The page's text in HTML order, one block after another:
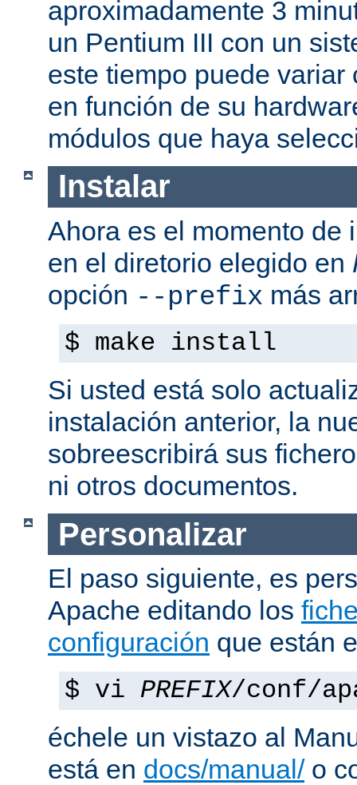
aproximadamente 3
un Pentium III con un
este tiempo puede
en función de su
módulos que haya
Instalar
Ahora es el momento de
en el diretorio elegido en
opción --prefix más
$ make install
Si usted está solo
instalación anterior, la
sobreescribirá sus
ni otros documentos.
Personalizar
El paso siguiente, es
Apache editando los
configuración que están
$ vi PREFIX/conf/
échele un vistazo al
está en docs/manual/o